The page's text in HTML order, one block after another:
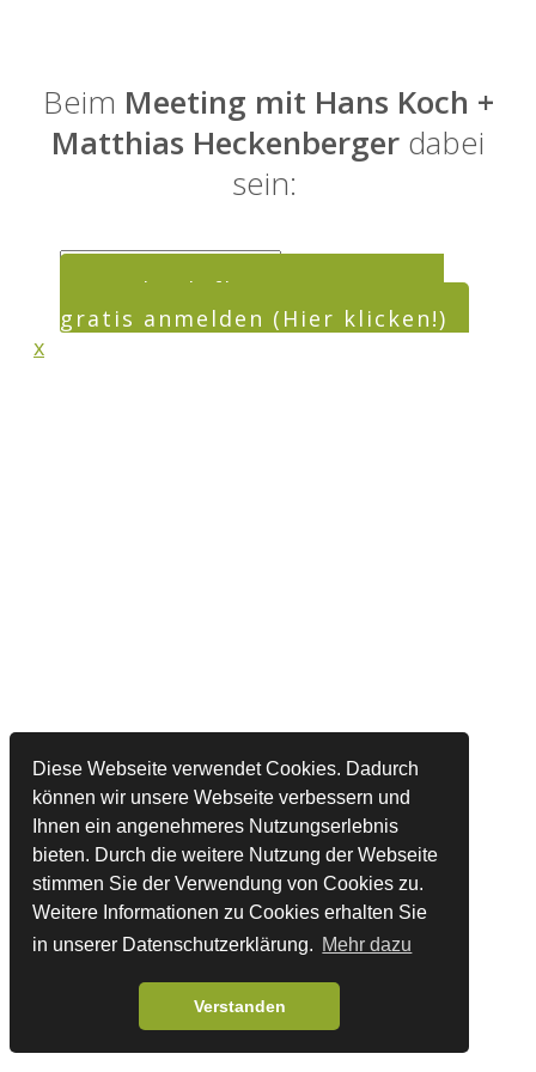
Diese Webseite verwendet Cookies. Dadurch
können wir unsere Webseite verbessern und
Ihnen ein angenehmeres Nutzungserlebnis
bieten. Durch die weitere Nutzung der Webseite
stimmen Sie der Verwendung von Cookies zu.
Weitere Informationen zu Cookies erhalten Sie
in unserer Datenschutzerklärung. Mehr dazu
Verstanden
Beim Meeting mit Hans Koch +
Matthias Heckenberger dabei
sein:
Grünlandpflege: Für Meeting
gratis anmelden (Hier klicken!)
x